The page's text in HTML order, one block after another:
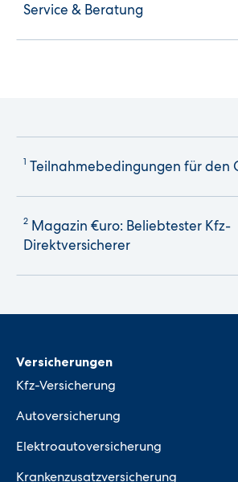
Service & Beratung
1 Teilnahmebedingungen für den
2 Magazin €uro: Beliebtester Kfz-
Direktversicherer
Versicherungen
Kfz-Versicherung
Autoversicherung
Elektroautoversicherung
Krankenzusatzversicherung